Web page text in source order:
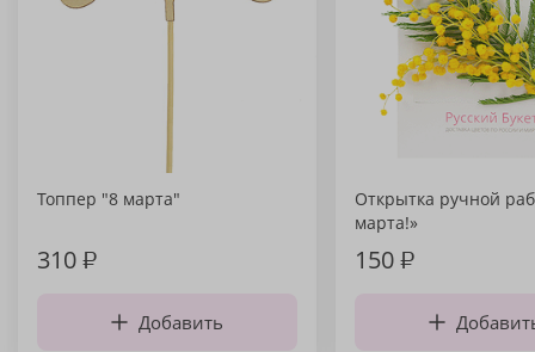
Топпер "8 марта"
310₽
Добавить
Открытка ручной
марта!»
150₽